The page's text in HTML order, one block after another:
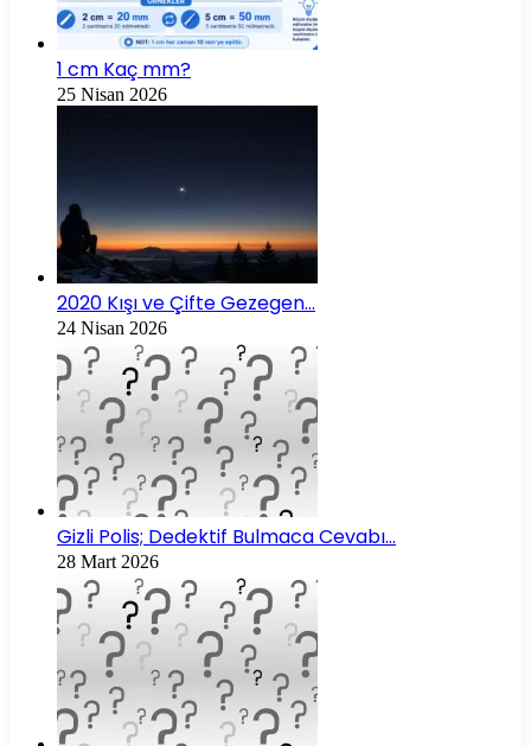
1 cm Kaç mm?
25 Nisan 2026
2020 Kışı ve Çifte Gezegen…
24 Nisan 2026
Gizli Polis; Dedektif Bulmaca Cevabı…
28 Mart 2026